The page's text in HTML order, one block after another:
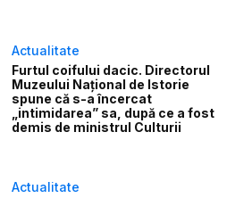
Actualitate
Furtul coifului dacic. Directorul
Muzeului Național de Istorie
spune că s-a încercat
„intimidarea” sa, după ce a fost
demis de ministrul Culturii
Actualitate